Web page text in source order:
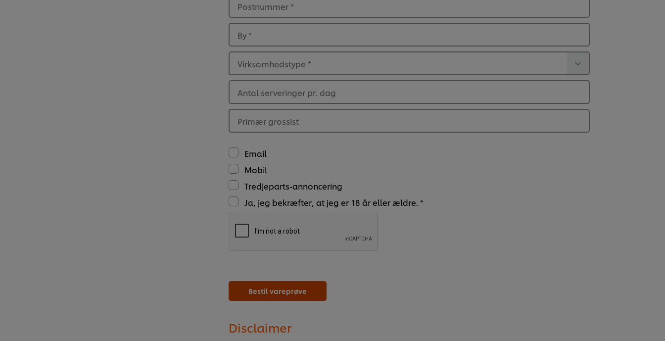
Postnummer *
By *
Virksomhedstype *
Antal serveringer pr. dag
Primær grossist
Email
Mobil
Tredjeparts-annoncering
Ja, jeg bekræfter, at jeg er 18 år eller ældre. *
Bestil vareprøve
Disclaimer